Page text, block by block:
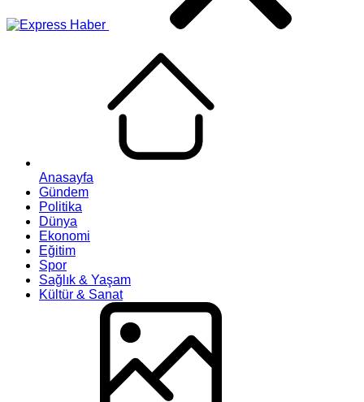
Anasayfa
Gündem
Politika
Dünya
Ekonomi
Eğitim
Spor
Sağlık & Yaşam
Kültür & Sanat